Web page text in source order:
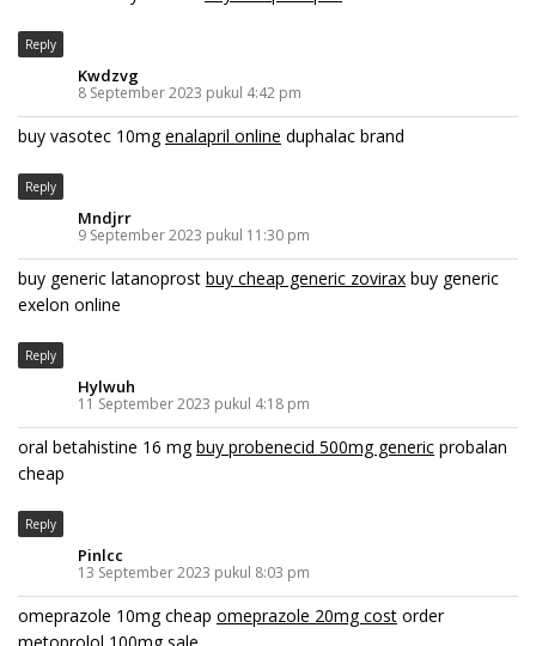
Reply
Kwdzvg
8 September 2023 pukul 4:42 pm
buy vasotec 10mgenalapril online duphalac brand
Reply
Mndjrr
9 September 2023 pukul 11:30 pm
buy generic latanoprost buy cheap generic zovirax buy generic
exelon online
Reply
Hylwuh
11 September 2023 pukul 4:18 pm
oral betahistine 16 mgbuy probenecid 500mg generic probalan
cheap
Reply
Pinlcc
13 September 2023 pukul 8:03 pm
omeprazole 10mg cheap omeprazole 20mg cost order
metoprolol 100mg sale